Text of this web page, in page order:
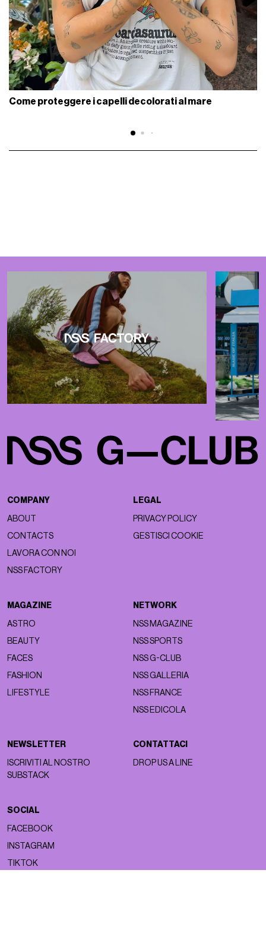
Come proteggere i capelli decolorati al mare
COMPANY
ABOUT
CONTACTS
LAVORA CON NOI
NSS FACTORY
LEGAL
PRIVACY POLICY
GESTISCI COOKIE
MAGAZINE
ASTRO
BEAUTY
FACES
FASHION
LIFESTYLE
NETWORK
NSS MAGAZINE
NSS SPORTS
NSS G-CLUB
NSS GALLERIA
NSS FRANCE
NSS EDICOLA
NEWSLETTER
ISCRIVITI AL NOSTRO
SUBSTACK
CONTATTACI
DROP US A LINE
SOCIAL
FACEBOOK
INSTAGRAM
TIKTOK